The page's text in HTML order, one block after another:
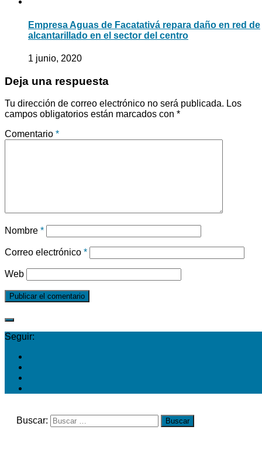
Empresa Aguas de Facatativá repara daño en red de
alcantarillado en el sector del centro
1 junio, 2020
Deja una respuesta
Tu dirección de correo electrónico no será publicada. Los
campos obligatorios están marcados con *
Comentario *
Nombre *
Correo electrónico *
Web
Seguir:
Buscar: